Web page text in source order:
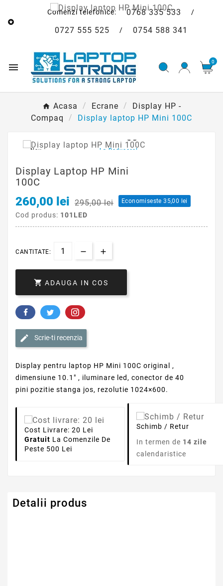

Comenzi telefonice: 0768 335 533
0727 555 525 / 0754 588 341
 0
Acasa Ecrane
Display HP -
Compaq
Display laptop HP Mini 100C
Nou La Reducere!
Display Laptop HP Mini
100C
260,00 lei 295,00 lei Economiseste 35,00 lei
Cod produs: 101LED
CANTITATE:
 ADAUGA IN COS
Scrie-ti recenzia
Display pentru laptop HP Mini 100C original ,
dimensiune 10.1" , iluminare led, conector de 40
pini pozitie stanga jos, rezolutie 1024×600.
Cost Livrare: 20 Lei
Gratuit La Comenzile De
Peste 500 Lei
Schimb / Retur
In termen de 14 zile
calendaristice
Detalii produs